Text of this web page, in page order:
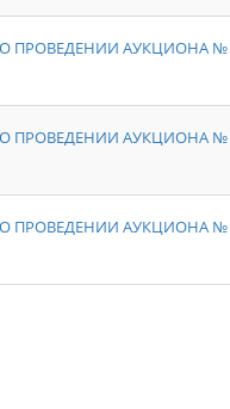
ПРОВЕДЕНИИ АУКЦИОНА №
ПРОВЕДЕНИИ АУКЦИОНА №
ПРОВЕДЕНИИ АУКЦИОНА №